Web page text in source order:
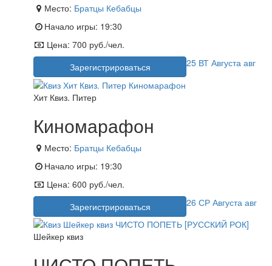
Место: Братцы Кебабцы
Начало игры: 19:30
Цена: 700 руб./чел.
Зарегистрироваться
25 ВТ Августа авг
Хит Квиз. Питер
Киномарафон
Место: Братцы Кебабцы
Начало игры: 19:30
Цена: 600 руб./чел.
Зарегистрироваться
26 СР Августа авг
Шейкер квиз